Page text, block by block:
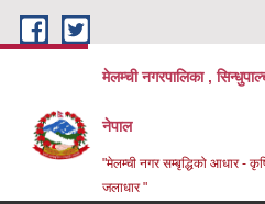
Skip to main content
मेलम्ची नगरपालिका ,
नेपाल
"मेलम्ची नगर सम्बृद्धिको आधार -
जलाधार "